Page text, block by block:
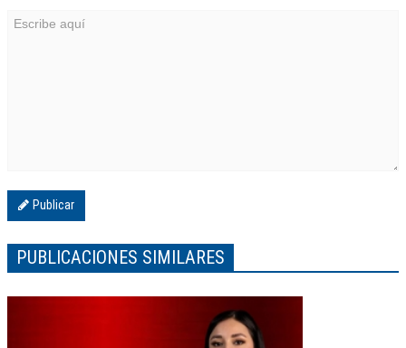
Publicar
PUBLICACIONES SIMILARES